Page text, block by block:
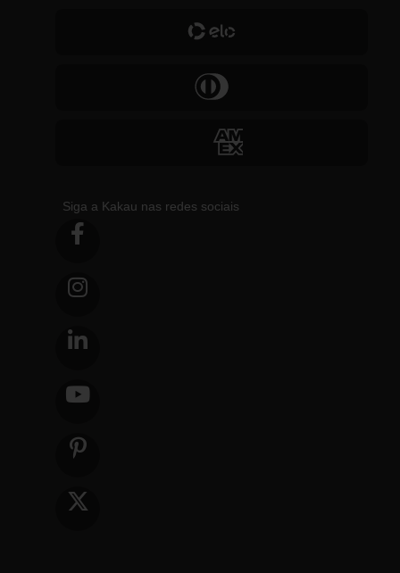
Siga a Kakau nas redes sociais